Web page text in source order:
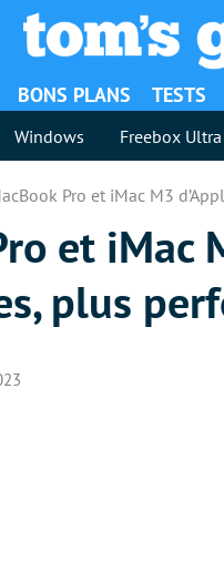
BONS PLANS TESTS
Windows Freebox Ultra
Pro et iMac M3
et iMac
plus